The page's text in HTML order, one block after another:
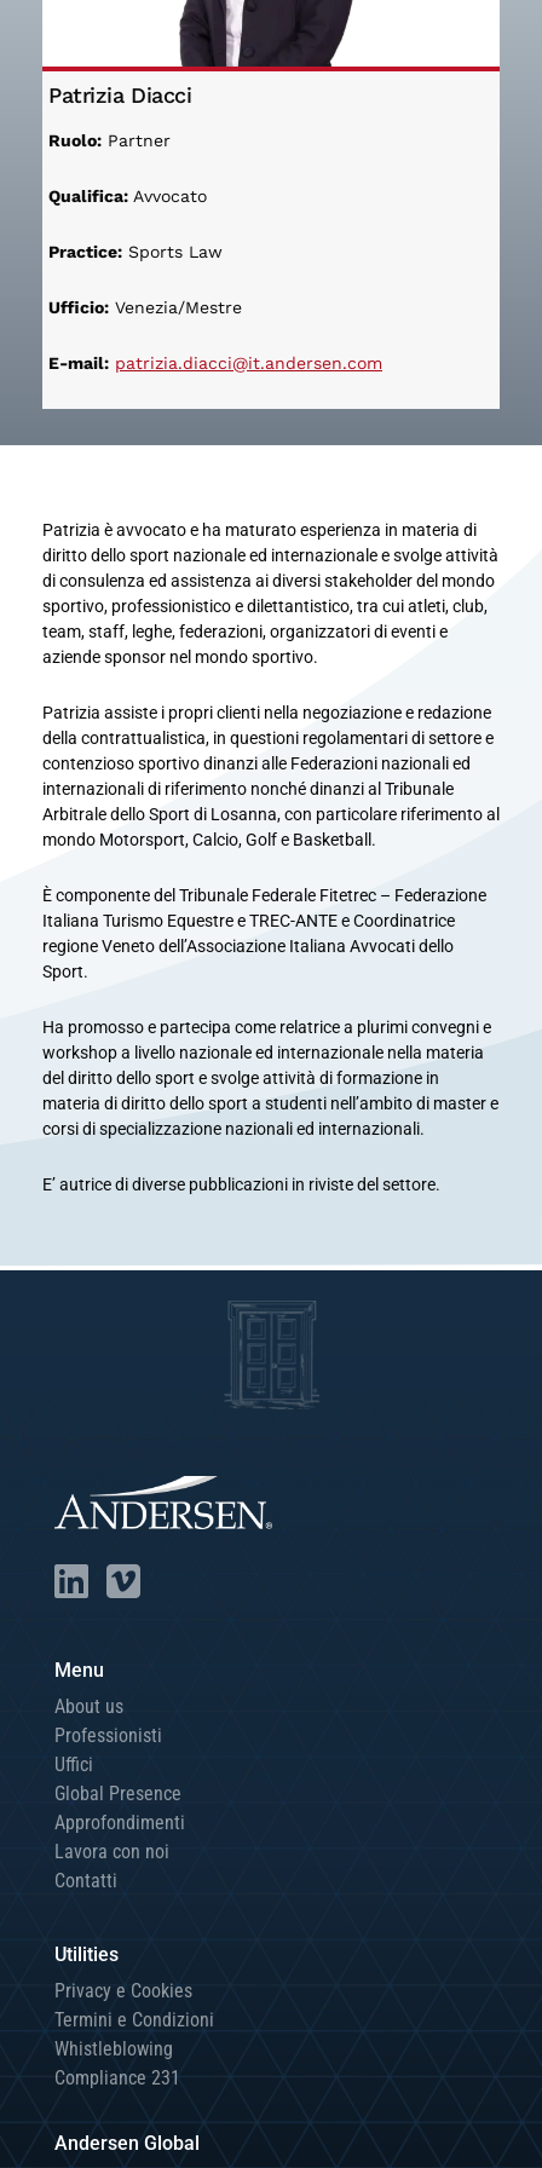
Patrizia Diacci
Ruolo: Partner
Qualifica: Avvocato
Practice: Sports Law
Ufficio: Venezia/Mestre
E-mail: patrizia.diacci@it.andersen.com
Patrizia è avvocato e ha maturato esperienza in materia di
diritto dello sport nazionale ed internazionale e svolge attività
di consulenza ed assistenza ai diversi stakeholder del mondo
sportivo, professionistico e dilettantistico, tra cui atleti, club,
team, staff, leghe, federazioni, organizzatori di eventi e
aziende sponsor nel mondo sportivo.
Patrizia assiste i propri clienti nella negoziazione e redazione
della contrattualistica, in questioni regolamentari di settore e
contenzioso sportivo dinanzi alle Federazioni nazionali ed
internazionali di riferimento nonché dinanzi al Tribunale
Arbitrale dello Sport di Losanna, con particolare riferimento al
mondo Motorsport, Calcio, Golf e Basketball.
È componente del Tribunale Federale Fitetrec – Federazione
Italiana Turismo Equestre e TREC-ANTE e Coordinatrice
regione Veneto dell’Associazione Italiana Avvocati dello
Sport.
Ha promosso e partecipa come relatrice a plurimi convegni e
workshop a livello nazionale ed internazionale nella materia
del diritto dello sport e svolge attività di formazione in
materia di diritto dello sport a studenti nell’ambito di master e
corsi di specializzazione nazionali ed internazionali.
E’ autrice di diverse pubblicazioni in riviste del settore.
Menu
About us
Professionisti
Uffici
Global Presence
Approfondimenti
Lavora con noi
Contatti
Utilities
Privacy e Cookies
Termini e Condizioni
Whistleblowing
Compliance 231
Andersen Global